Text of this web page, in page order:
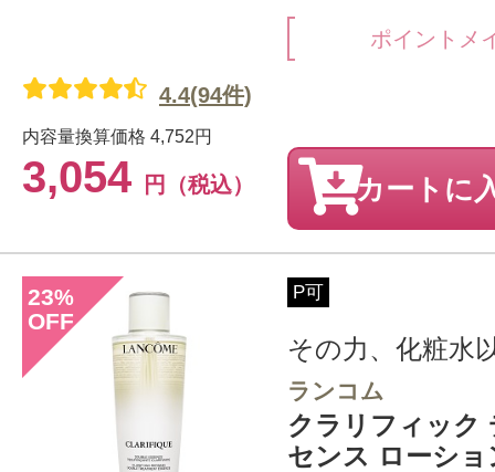
ポイントメ
内容量換算価格 4,752円
3,054 円（税込）
4.4(94件)
カートに
23%
OFF
P可
その力、化粧水
ランコム
クラリフィック
センス ローシ